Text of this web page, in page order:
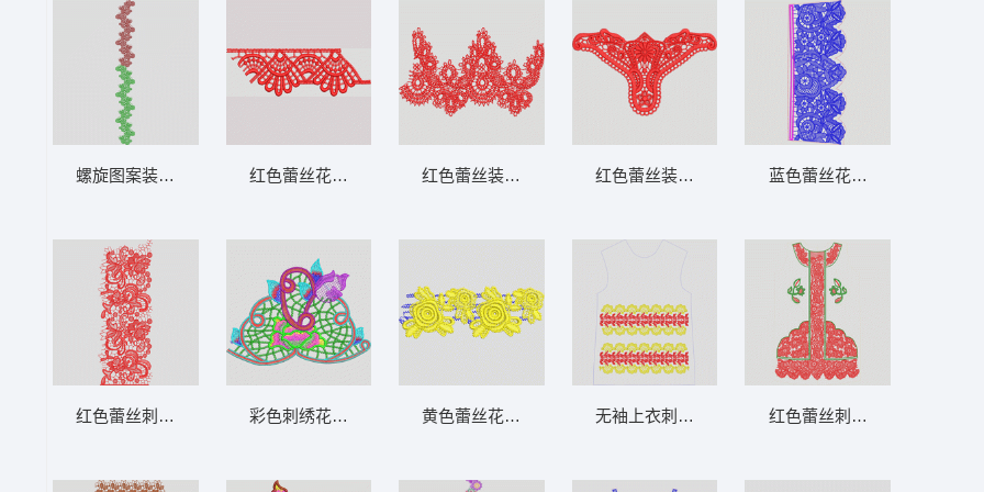
螺旋图案装饰带 水溶满幅
红色蕾丝刺绣花纹图案 水溶满幅
红色蕾丝花边装饰图案 水溶条码
彩色刺绣花卉图案 多色水溶朵花
红色蕾丝装饰图案 水溶条码
黄色蕾丝花边装饰图案 水溶条码
红色蕾丝装饰图案 水溶内衣
无袖上衣刺绣图案设计图 水溶条码
蓝色蕾丝花边设计图 水溶条码
红色蕾丝刺绣服装设计图 水溶